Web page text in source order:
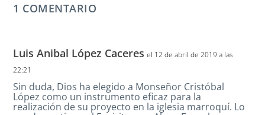
1 COMENTARIO
Luis Anibal López Caceres el 12 de abril de 2019 a las
22:21
Sin duda, Dios ha elegido a Monseñor Cristóbal
López como un instrumento eficaz para la
realización de su proyecto en la iglesia marroquí. Lo